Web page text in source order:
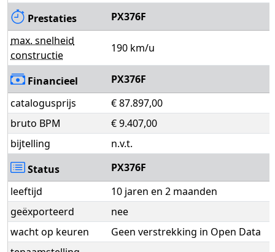
Prestaties
PX376F
max. snelheid
constructie
190 km/u
Financieel
PX376F
catalogusprijs
€ 87.897,00
bruto BPM
€ 9.407,00
bijtelling
n.v.t.
Status
PX376F
leeftijd
10 jaren en 2 maanden
geëxporteerd
nee
wacht op keuren
Geen verstrekking in Open Data